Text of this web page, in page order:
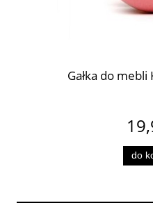
Gałka do mebli
do